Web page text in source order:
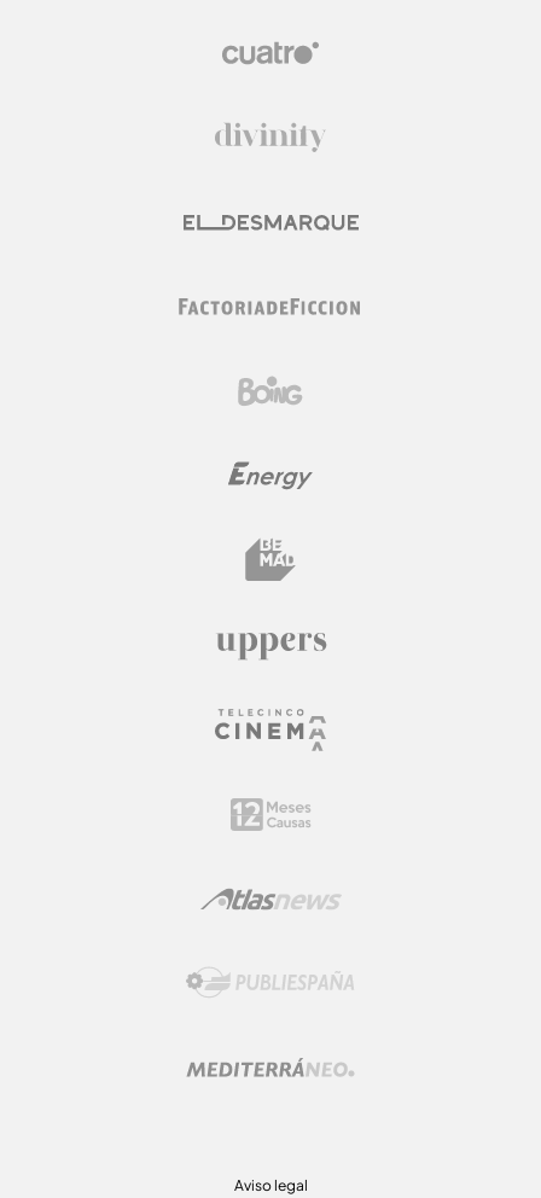
Aviso legal